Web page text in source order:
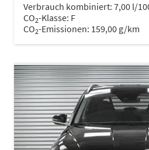
Verbrauch kombiniert: 7,00 l/
CO2-Klasse: F
CO2-Emissionen: 159,00 g/km